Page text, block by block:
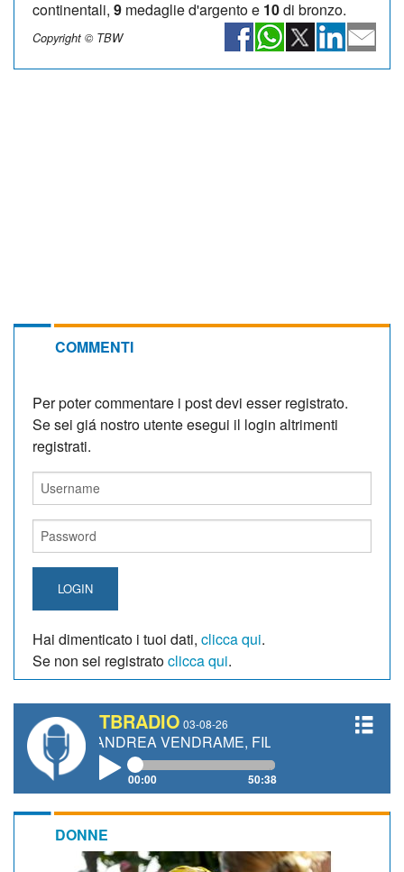
continentali, 9 medaglie d'argento e 10di bronzo.
Copyright © TBW
COMMENTI
Per poter commentare i post devi esser registrato.
Se sei giá nostro utente esegui il login altrimenti
registrati.
LOGIN
Hai dimenticato i tuoi dati, clicca qui.
Se non sei registratoclicca qui.
TBRADIO 03-08-26
ANDREA VENDRAME, FILIPPO FIORELLI
00:00 50:38
DONNE